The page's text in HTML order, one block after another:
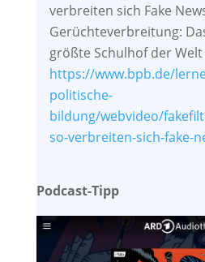
verbreiten sich Fake
Gerüchteverbreitung:
größte Schulhof der Welt
https://www.bpb.de/
politische-
bildung/webvideo/
so-verbreiten-sich-fake-
Podcast-Tipp